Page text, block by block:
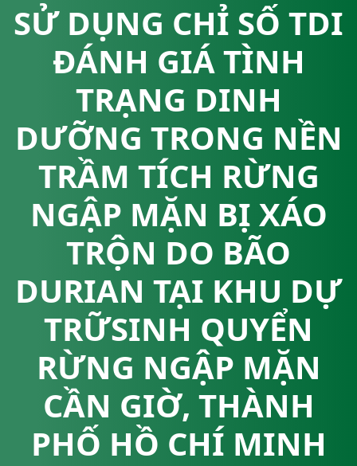
SỬ DỤNG CHỈ SỐ TDI
ĐÁNH GIÁ TÌNH
TRẠNG DINH
DƯỠNG TRONG NỀN
TRẦM TÍCH RỪNG
NGẬP MẶN BỊ XÁO
TRỘN DO BÃO
DURIAN TẠI KHU DỰ
TRỮSINH QUYỂN
RỪNG NGẬP MẶN
CẦN GIỜ, THÀNH
PHỐ HỒ CHÍ MINH